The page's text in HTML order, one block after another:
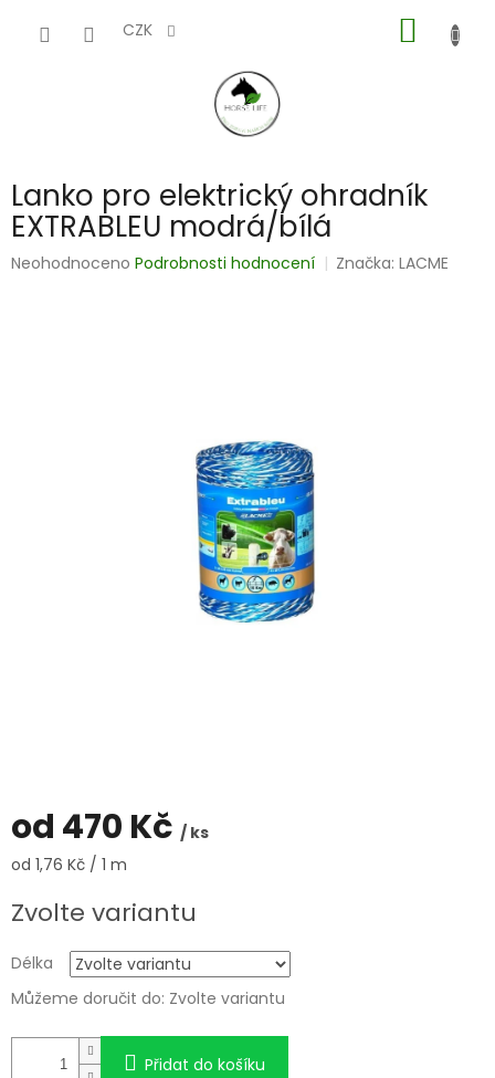
CZK
KOŠÍK
Lanko pro elektrický ohradník
EXTRABLEU modrá/bílá
Průměrné
Neohodnoceno Podrobnosti hodnocení Značka:LACME
od 470 Kč / ks
Měrná
od 1,76 Kč / 1 m
Zvolte variantu
Délka
Můžeme doručit do: Zvolte variantu
Přidat do košíku